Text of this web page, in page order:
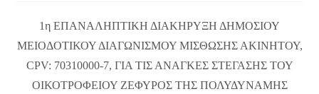
1η ΕΠΑΝΑΛΗΠΤΙΚΗ ΔΙΑΚΗΡΥΞΗ ΔΗΜΟΣΙΟΥ
ΜΕΙΟΔΟΤΙΚΟΥ ΔΙΑΓΩΝΙΣΜΟΥ ΜΙΣΘΩΣΗΣ ΑΚΙΝΗΤΟΥ,
CPV: 70310000-7, ΓΙΑ ΤΙΣ ΑΝΑΓΚΕΣ ΣΤΕΓΑΣΗΣ ΤΟΥ
ΟΙΚΟΤΡΟΦΕΙΟΥ ΖΕΦΥΡΟΣ ΤΗΣ ΠΟΛΥΔΥΝΑΜΗΣ